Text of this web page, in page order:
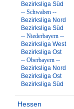
Bezirksliga Süd
-- Schwaben --
Bezirksliga Nord
Bezirksliga Süd
-- Niederbayern --
Bezirksliga West
Bezirksliga Ost
-- Oberbayern --
Bezirksliga Nord
Bezirksliga Ost
Bezirksliga Süd
Hessen